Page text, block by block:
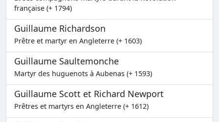
française (+ 1794)
Guillaume Richardson
Prêtre et martyr en Angleterre (+ 1603)
Guillaume Saultemonche
Martyr des huguenots à Aubenas (+ 1593)
Guillaume Scott et Richard Newport
Prêtres et martyrs en Angleterre (+ 1612)